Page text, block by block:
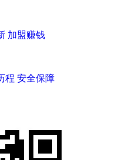
加盟赚钱
程 安全保障